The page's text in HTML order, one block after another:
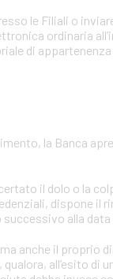
le Filiali o
ordinaria
di
la Banca
il dolo o la
dispone il
alla data
anche il proprio
all’esito